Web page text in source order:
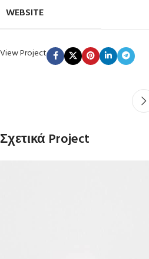
WEBSITE
View Project
Σχετικά Project